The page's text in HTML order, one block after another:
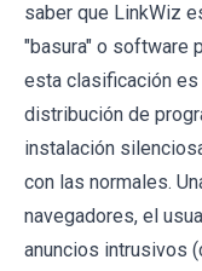
saber que LinkWiz
"basura" o software
esta clasificación
distribución de
instalación
con las normales.
navegadores, el
anuncios intrusivos